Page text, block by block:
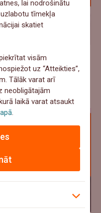
līdz paku skapim: kā
lai nodrošinātu
tīmekļa
skatiet
visām
uz “Atteikties”,
Tālāk varat arī
neobligātajām
laikā varat atsaukt
.